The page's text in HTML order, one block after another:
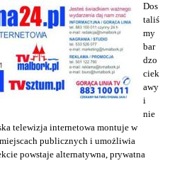
Dos
taliś
my
bar
dzo
ciek
awy
i
nie
telewizja internetowa montuje w
publicznych i umożliwia
powstaje alternatywna, prywatna